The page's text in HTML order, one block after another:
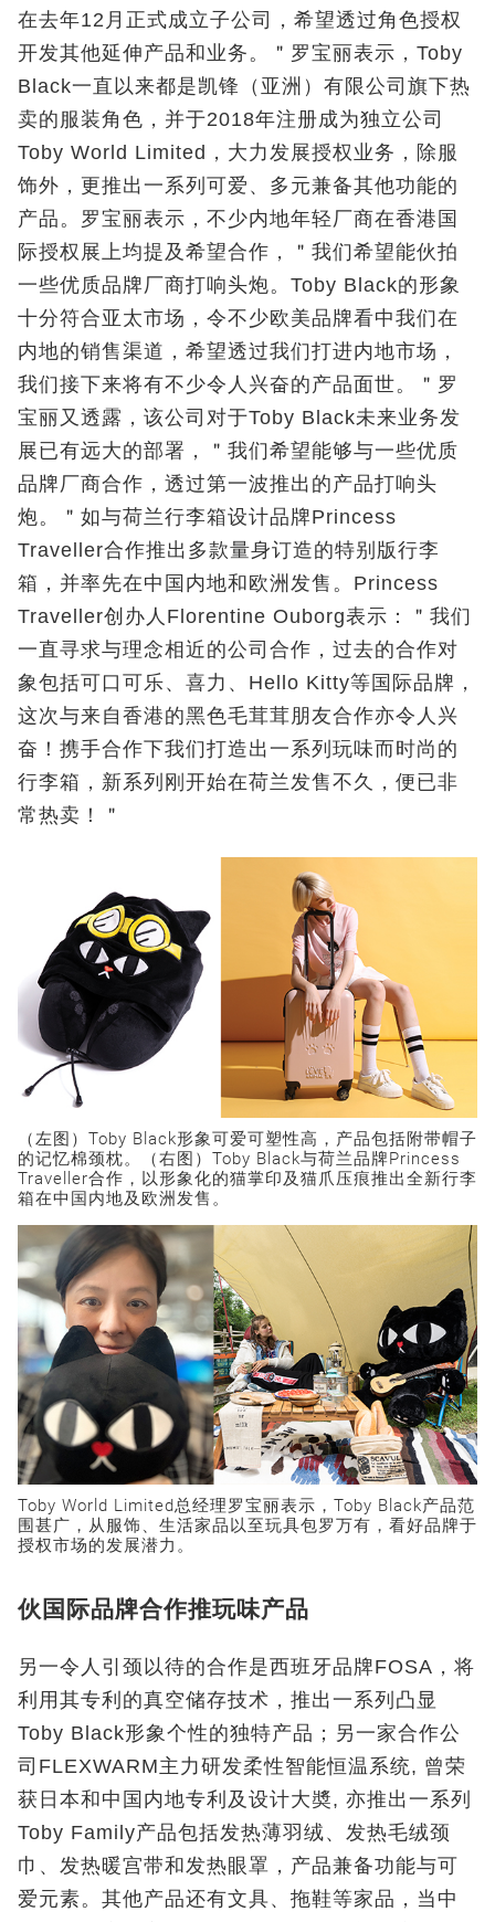
在去年12月正式成立子公司，希望透过角色授权
开发其他延伸产品和业务。＂罗宝丽表示，Toby
Black一直以来都是凯锋（亚洲）有限公司旗下热
卖的服装角色，并于2018年注册成为独立公司
Toby World Limited，大力发展授权业务，除服
饰外，更推出一系列可爱、多元兼备其他功能的
产品。罗宝丽表示，不少内地年轻厂商在香港国
际授权展上均提及希望合作，＂我们希望能伙拍
一些优质品牌厂商打响头炮。Toby Black的形象
十分符合亚太市场，令不少欧美品牌看中我们在
内地的销售渠道，希望透过我们打进内地市场，
我们接下来将有不少令人兴奋的产品面世。＂罗
宝丽又透露，该公司对于Toby Black未来业务发
展已有远大的部署，＂我们希望能够与一些优质
品牌厂商合作，透过第一波推出的产品打响头
炮。＂如与荷兰行李箱设计品牌Princess
Traveller合作推出多款量身订造的特别版行李
箱，并率先在中国内地和欧洲发售。Princess
Traveller创办人Florentine Ouborg表示：＂我们
一直寻求与理念相近的公司合作，过去的合作对
象包括可口可乐、喜力、Hello Kitty等国际品牌，
这次与来自香港的黑色毛茸茸朋友合作亦令人兴
奋！携手合作下我们打造出一系列玩味而时尚的
行李箱，新系列刚开始在荷兰发售不久，便已非
常热卖！＂
（左图）Toby Black形象可爱可塑性高，产品包括附带帽子
的记忆棉颈枕。（右图）Toby Black与荷兰品牌Princess
Traveller合作，以形象化的猫掌印及猫爪压痕推出全新行李
箱在中国内地及欧洲发售。
Toby World Limited总经理罗宝丽表示，Toby Black产品范
围甚广，从服饰、生活家品以至玩具包罗万有，看好品牌于
授权市场的发展潜力。
伙国际品牌合作推玩味产品
另一令人引颈以待的合作是西班牙品牌FOSA，将
利用其专利的真空储存技术，推出一系列凸显
Toby Black形象个性的独特产品；另一家合作公
司FLEXWARM主力研发柔性智能恒温系统, 曾荣
获日本和中国内地专利及设计大奬, 亦推出一系列
Toby Family产品包括发热薄羽绒、发热毛绒颈
巾、发热暖宫带和发热眼罩，产品兼备功能与可
爱元素。其他产品还有文具、拖鞋等家品，当中